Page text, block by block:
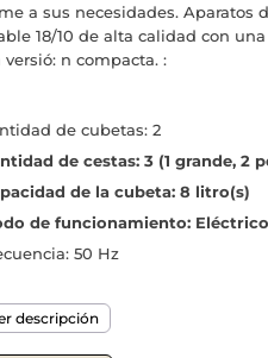
a sus necesidades. Aparatos
18/10 de alta calidad con
n compacta. :
de cubetas: 2
de cestas: 3 (1 grande, 2
de la cubeta: 8 litro(s)
de funcionamiento: Eléctrico
50 Hz
descripción